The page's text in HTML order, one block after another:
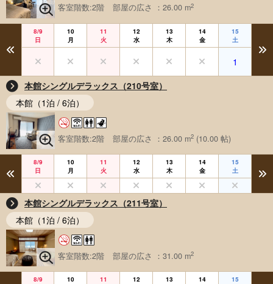
客室階数:2階 部屋の広さ ：26.00 m2
8/9
日
10
月
11
火
12
水
13
木
14
金
15
土
1
本館シングルデラックス（210号室）
本館（1泊 / 6泊）
客室階数:2階 部屋の広さ ：26.00 m2 (10.00 帖)
8/9
日
10
月
11
火
12
水
13
木
14
金
15
土
本館シングルデラックス（211号室）
本館（1泊 / 6泊）
客室階数:2階 部屋の広さ ：31.00 m2
8/9
10
11
12
13
14
15